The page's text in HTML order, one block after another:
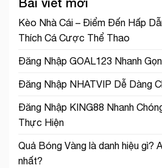
Kèo Nhà Cái – Điểm Đến Hấp
Thích Cá Cược Thể Thao
Đăng Nhập GOAL123 Nhanh
Đăng Nhập NHATVIP Dễ Dàng
Đăng Nhập KING88 Nhanh
Thực Hiện
Quả Bóng Vàng là danh hiệu gì?
nhất?